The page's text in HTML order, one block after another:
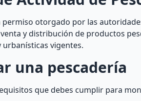
permiso otorgado por las
y distribución de productos
vigentes.
una pescadería
que debes cumplir para